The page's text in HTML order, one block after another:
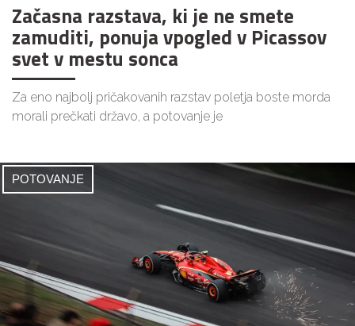
Začasna razstava, ki je ne smete
zamuditi, ponuja vpogled v Picassov
svet v mestu sonca
Za eno najbolj pričakovanih razstav poletja boste morda
morali prečkati državo, a potovanje je
POTOVANJE